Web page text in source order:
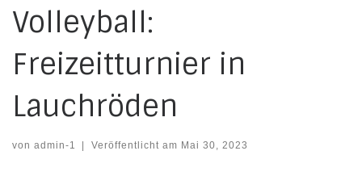
Volleyball:
Freizeitturnier in
Lauchröden
von admin-1 Veröffentlicht am Mai 30, 2023